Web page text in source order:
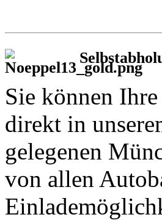
Sie können
direkt in
gelegenen
von allen